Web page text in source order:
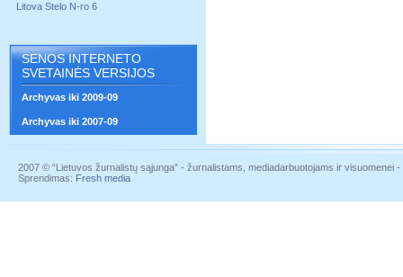
Litova Stelo N-ro 6
SENOS INTERNETO
SVETAINĖS VERSIJOS
Archyvas iki 2009-09
Archyvas iki 2007-09
2007 © “Lietuvos žurnalistų sąjunga” - žurnalistams, mediadarbuotojams ir visuomenei
Sprendimas: Fresh media